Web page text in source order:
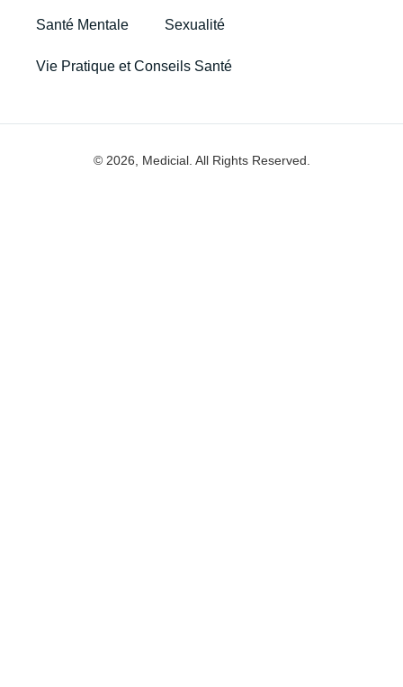
Santé Mentale Sexualité
Vie Pratique et Conseils Santé
© 2026, Medicial. All Rights Reserved.